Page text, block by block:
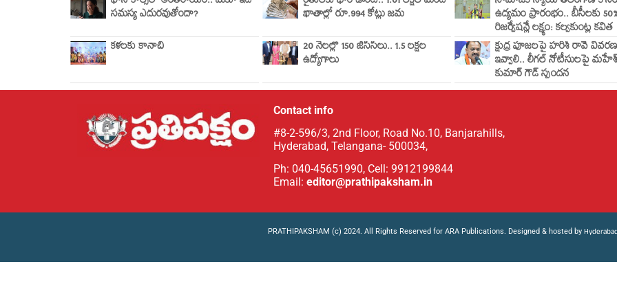
సమస్య ఎదురవుతోందా? ఖాతాల్లో రూ.994 కోట్లు జమ ఉద్యమం ప్రారంభం.. బీసీలకు
రిజర్వేషన్లే లక్ష్యం: కల్వకుంట్ల కవిత
కళలకు కానాచి
20 నెలల్లో 150 జీసీసీలు.. 1.5 లక్షల
ఉద్యోగాలు
క్షుద్ర పూజలపై హరీశ్ రావే వివరణ
ఇవ్వాలి.. లీగల్ నోటీసులపై మహేశ్
కుమార్ గౌడ్ స్పందన
Contact info
#8-2-596/3, 2nd Floor, Road No.10, Banjarahills,
Hyderabad, Telangana- 500034,
Ph: 040-45651990, Cell: 9912199844
Email: editor@prathipaksham.in
PRATHIPAKSHAM (c) 2024. All Rights Reserved for ARA Publications. Designed & hosted by